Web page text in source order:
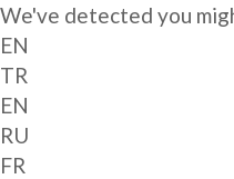
We've detected you
EN
TR
EN
RU
FR